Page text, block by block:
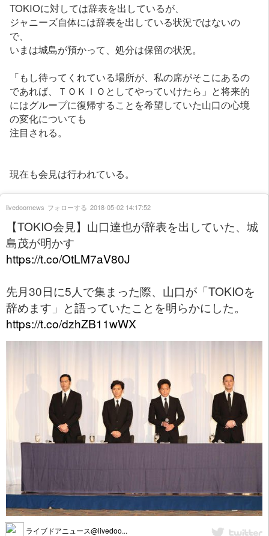
TOKIOに対しては辞表を出しているが、
ジャニーズ自体には辞表を出している状況ではないの
で、
いまは城島が預かって、処分は保留の状況。
「もし待ってくれている場所が、私の席がそこにあるの
であれば、ＴＯＫＩＯとしてやっていけたら」と将来的
にはグループに復帰することを希望していた山口の心境
の変化についても
注目される。
現在も会見は行われている。
【TOKIO会見】山口達也が辞表を出していた、城
島茂が明かす
https://t.co/OtLM7aV80J
先月30日に5人で集まった際、山口が「TOKIOを
辞めます」と語っていたことを明らかにした。
https://t.co/dzhZB11wWX
ライブドアニュース@livedoo...
livedoornews フォローする 2018-05-02 14:17:52